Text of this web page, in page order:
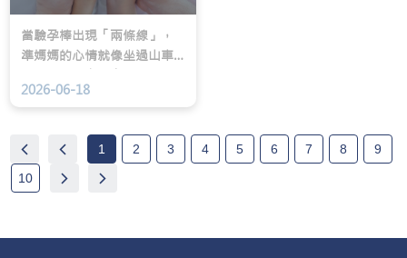
當驗孕棒出現「兩條線」，
準媽媽的心情就像坐過山車
孕期進入中期，大家討論度
聲波（Anatomy Scan，俗
稱「照結構」）。這是一次
非常有意義的檢查，讓醫生
與父母能仔細「看清楚」寶
正軌上運行。
2026-06-18
1 2 3 4 5 6 7 8
9
10